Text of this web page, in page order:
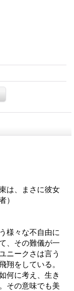
は、まさに彼女
）
様々な不自由に
、その難儀が一
ニークさは言う
翔をしている。
何に考え、生き
その意味でも美